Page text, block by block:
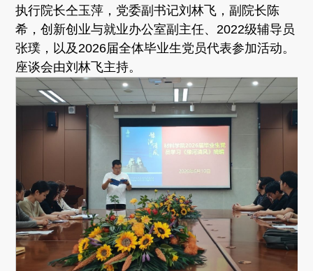
执行院长仝玉萍，党委副书记刘林飞，副院长陈
希，创新创业与就业办公室副主任、2022级辅导员
张璞，以及2026届全体毕业生党员代表参加活动。
座谈会由刘林飞主持。